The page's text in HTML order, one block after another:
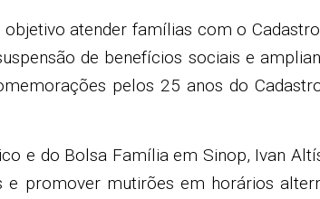
atender famílias com o
de benefícios sociais e
pelos 25 anos do
e do Bolsa Família em Sinop, Ivan
e promover mutirões em horários